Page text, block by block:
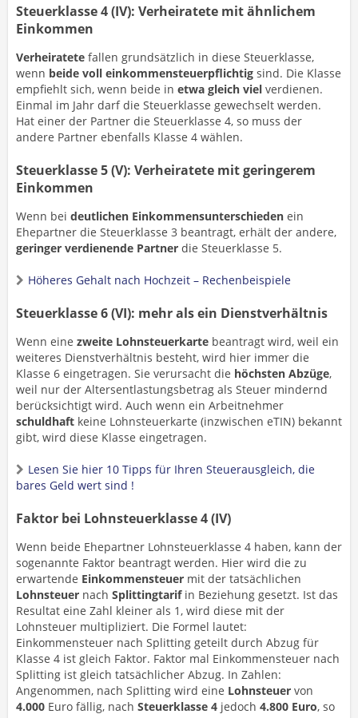
Steuerklasse 4 (IV): Verheiratete mit ähnlichem
Einkommen
Verheiratete fallen grundsätzlich in diese Steuerklasse,
wenn beide voll einkommensteuerpflichtig sind. Die Klasse
empfiehlt sich, wenn beide in etwa gleich viel verdienen.
Einmal im Jahr darf die Steuerklasse gewechselt werden.
Hat einer der Partner die Steuerklasse 4, so muss der
andere Partner ebenfalls Klasse 4 wählen.
Steuerklasse 5 (V): Verheiratete mit geringerem
Einkommen
Wenn bei deutlichen Einkommensunterschieden ein
Ehepartner die Steuerklasse 3 beantragt, erhält der andere,
geringer verdienende Partner die Steuerklasse 5.
Höheres Gehalt nach Hochzeit – Rechenbeispiele
Steuerklasse 6 (VI): mehr als ein Dienstverhältnis
Wenn eine zweite Lohnsteuerkarte beantragt wird, weil ein
weiteres Dienstverhältnis besteht, wird hier immer die
Klasse 6 eingetragen. Sie verursacht die höchsten Abzüge,
weil nur der Altersentlastungsbetrag als Steuer mindernd
berücksichtigt wird. Auch wenn ein Arbeitnehmer
schuldhaft keine Lohnsteuerkarte (inzwischen eTIN) bekannt
gibt, wird diese Klasse eingetragen.
Lesen Sie hier 10 Tipps für Ihren Steuerausgleich, die
bares Geld wert sind !
Faktor bei Lohnsteuerklasse 4 (IV)
Wenn beide Ehepartner Lohnsteuerklasse 4 haben, kann der
sogenannte Faktor beantragt werden. Hier wird die zu
erwartende Einkommensteuer mit der tatsächlichen
Lohnsteuer nach Splittingtarifin Beziehung gesetzt. Ist das
Resultat eine Zahl kleiner als 1, wird diese mit der
Lohnsteuer multipliziert. Die Formel lautet:
Einkommensteuer nach Splitting geteilt durch Abzug für
Klasse 4 ist gleich Faktor. Faktor mal Einkommensteuer nach
Splitting ist gleich tatsächlicher Abzug. In Zahlen:
Angenommen, nach Splitting wird eine Lohnsteuer von
4.000 Euro fällig, nach Steuerklasse 4 jedoch 4.800 Euro, so